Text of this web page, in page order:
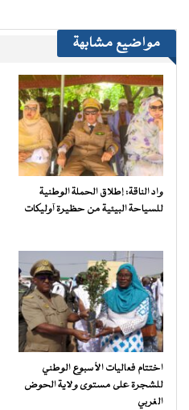
مواضيع مشابهة
واد الناقة: إطلاق الحملة الوطنية
للسياحة البيئية من حظيرة آوليكات
اختتام فعاليات الأسبوع الوطني
للشجرة على مستوى ولاية الحوض
الغربي